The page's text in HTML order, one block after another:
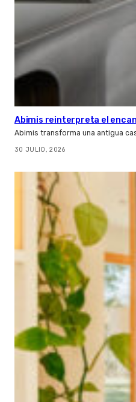
Abimis reinterpreta el
Abimis transforma una antigua
30 JULIO, 2026